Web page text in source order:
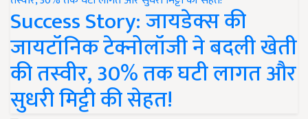
Success Story: जायडेक्स की
जायटॉनिक टेक्नोलॉजी ने बदली खेती
की तस्वीर, 30% तक घटी लागत और
सुधरी मिट्टी की सेहत!